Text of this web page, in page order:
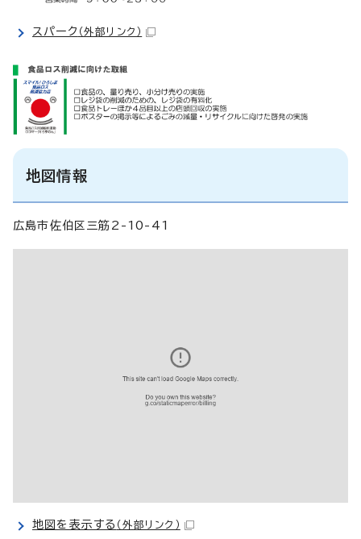
スパーク （外部リンク）
地図情報
広島市佐伯区三筋2-10-41
地図を表示する （外部リンク）